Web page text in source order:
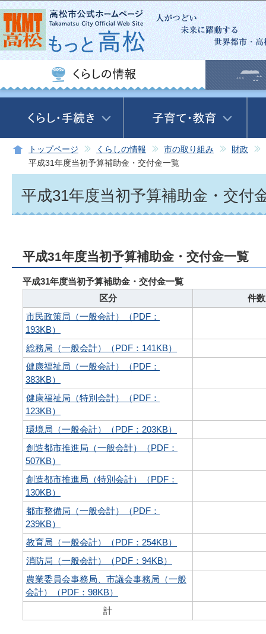
この
トップページ くらしの情報 市の取り組み
財政
平成31年度当初予算補助金・交付金一覧
平成31年度当初予算補助金・交付
平成31年度当初予算補助金・交付金一覧
平成31年度当初予算補助金・交付金一覧
区分
件数
市民政策局（一般会計）（PDF：
193KB）
総務局（一般会計）（PDF：141KB）
健康福祉局（一般会計）（PDF：
383KB）
健康福祉局（特別会計）（PDF：
123KB）
環境局（一般会計）（PDF：203KB）
創造都市推進局（一般会計）（PDF：
507KB）
創造都市推進局（特別会計）（PDF：
130KB）
都市整備局（一般会計）（PDF：
239KB）
教育局（一般会計）（PDF：254KB）
消防局（一般会計）（PDF：94KB）
農業委員会事務局、市議会事務局（一般
会計）（PDF：98KB）
計